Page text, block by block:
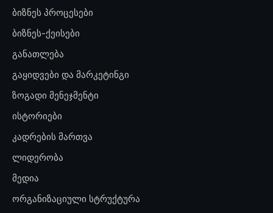
ბიზნეს პროცესები
ბიზნეს-ქეისები
განათლება
გაყიდვები და მარკეტინგი
ზოგადი მენეჯმენტი
ისტორიები
კადრების მართვა
ლიდერობა
მედია
ორგანიზაციული სტრუქტურა